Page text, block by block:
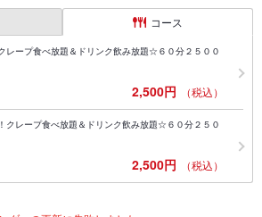
コース
レープ食べ放題＆ドリンク飲み放題☆６０分２５００
2,500円 （税込）
クレープ食べ放題＆ドリンク飲み放題☆６０分２５０
2,500円 （税込）